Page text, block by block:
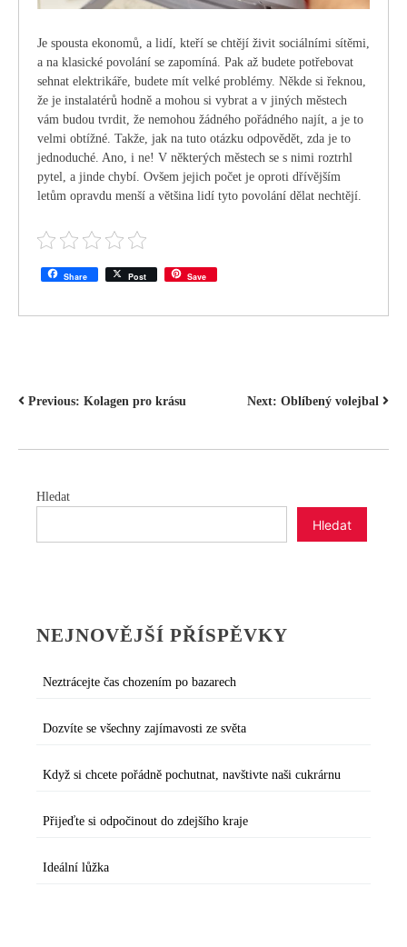
Je spousta ekonomů, a lidí, kteří se chtějí živit sociálními sítěmi,
a na klasické povolání se zapomíná. Pak až budete potřebovat
sehnat elektrikáře, budete mít velké problémy. Někde si řeknou,
že je instalatérů hodně a mohou si vybrat a v jiných městech
vám budou tvrdit, že nemohou žádného pořádného najít, a je to
velmi obtížné. Takže, jak na tuto otázku odpovědět, zda je to
jednoduché. Ano, i ne! V některých městech se s nimi roztrhl
pytel, a jinde chybí. Ovšem jejich počet je oproti dřívějším
letům opravdu menší a většina lidí tyto povolání dělat nechtějí.
Share Post Save
NAVIGACE
Previous: Kolagen pro krásu Next: Oblíbený volejbal
Hledat
Hledat
NEJNOVĚJŠÍ PŘÍSPĚVKY
Neztrácejte čas chozením po bazarech
Dozvíte se všechny zajímavosti ze světa
Když si chcete pořádně pochutnat, navštivte naši cukrárnu
Přijeďte si odpočinout do zdejšího kraje
Ideální lůžka